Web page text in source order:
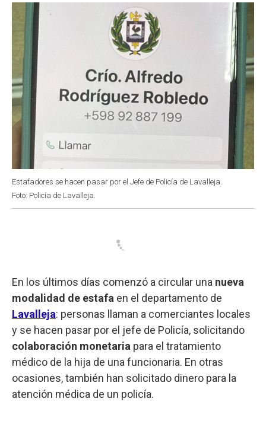
p
Estafadores se hacen pasar por el Jefe de Policía de Lavalleja.
Foto: Policía de Lavalleja.
En los últimos días comenzó a circular una nueva
modalidad de estafa en el departamento de
Lavalleja: personas llaman a comerciantes locales
y se hacen pasar por el jefe de Policía, solicitando
colaboración monetaria para el tratamiento
médico de la hija de una funcionaria. En otras
ocasiones, también han solicitado dinero para la
atención médica de un policía.